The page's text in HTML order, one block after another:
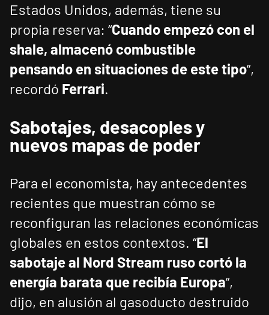
Estados Unidos, además, tiene su
propia reserva: “Cuando empezó con el
shale, almacenó combustible
pensando en situaciones de este tipo”,
recordó Ferrari.
Sabotajes, desacoples y
nuevos mapas de poder
Para el economista, hay antecedentes
recientes que muestran cómo se
reconfiguran las relaciones económicas
globales en estos contextos. “El
sabotaje al Nord Stream ruso cortó la
energía barata que recibía Europa”,
dijo, en alusión al gasoducto destruido